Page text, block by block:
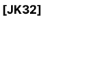
[JK32]